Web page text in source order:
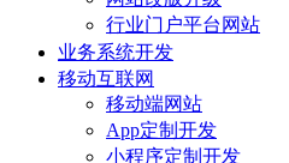
行业门户平台网站
业务系统开发
移动互联网
移动端网站
App定制开发
小程序定制开发